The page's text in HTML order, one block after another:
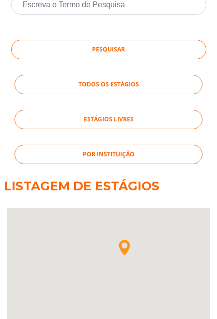
TODOS OS ESTÁGIOS
ESTÁGIOS LIVRES
POR INSTITUIÇÃO
LISTAGEM DE ESTÁGIOS